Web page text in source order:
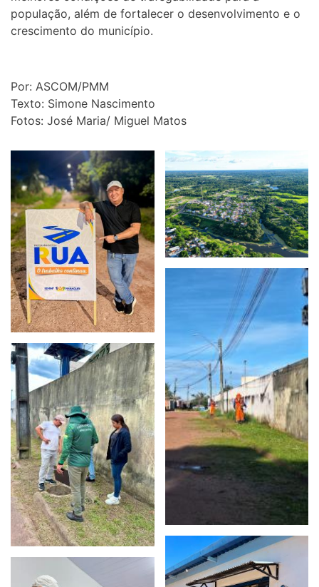
população, além de fortalecer o desenvolvimento e o
crescimento do município.
Por: ASCOM/PMM
Texto: Simone Nascimento
Fotos: José Maria/ Miguel Matos